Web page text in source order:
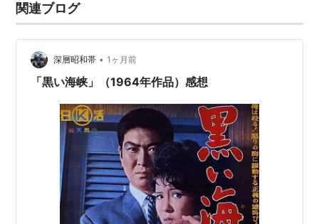
[ロマンポルノ]
関連ブログ
深層昭和帯 • 1ヶ月前
「黒い海峡」（1964年作品）感想